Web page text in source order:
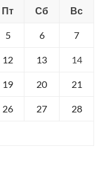
Пт Сб Вс
5 6 7
12 13 14
19 20 21
26 27 28